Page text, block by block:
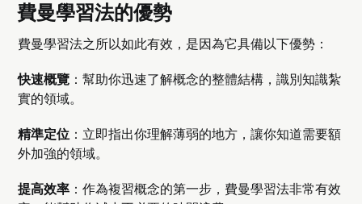
費曼學習法的優勢
費曼學習法之所以如此有效，是因為它具備以下優勢：
快速概覽 ：幫助你迅速了解概念的整體結構，識別知識紮
實的領域。
精準定位 ：立即指出你理解薄弱的地方，讓你知道需要額
外加強的領域。
提高效率 ：作為複習概念的第一步，費曼學習法非常有效